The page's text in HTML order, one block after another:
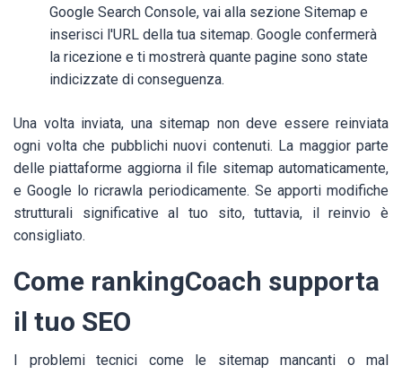
Google Search Console, vai alla sezione Sitemap e
inserisci l'URL della tua sitemap. Google confermerà
la ricezione e ti mostrerà quante pagine sono state
indicizzate di conseguenza.
Una volta inviata, una sitemap non deve essere reinviata
ogni volta che pubblichi nuovi contenuti. La maggior parte
delle piattaforme aggiorna il file sitemap automaticamente,
e Google lo ricrawla periodicamente. Se apporti modifiche
strutturali significative al tuo sito, tuttavia, il reinvio è
consigliato.
Come rankingCoach supporta
il tuo SEO
I problemi tecnici come le sitemap mancanti o mal